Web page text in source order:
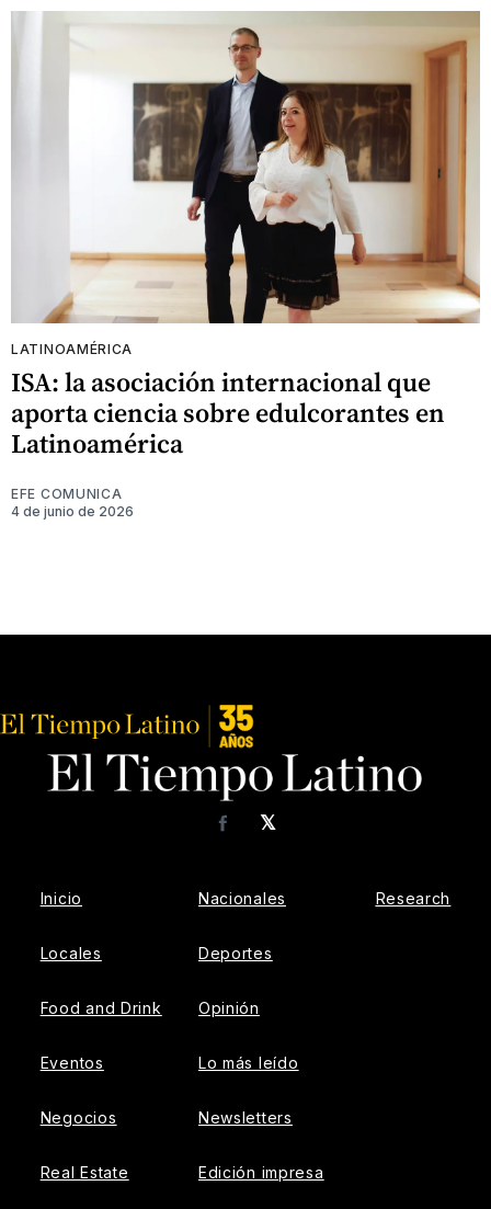
LATINOAMÉRICA
ISA: la asociación internacional que
aporta ciencia sobre edulcorantes en
Latinoamérica
EFE COMUNICA
4 de junio de 2026
𝕏
Facebook
Inicio
Locales
Food and Drink
Eventos
Negocios
Real Estate
Nacionales
Deportes
Opinión
Lo más leído
Newsletters
Edición impresa
Research